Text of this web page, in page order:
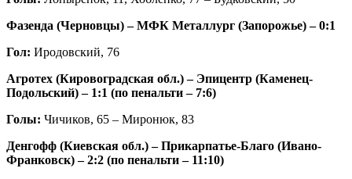
Фазенда (Черновцы) – МФК Металлург (Запорожье) – 0:1
Гол: Иродовский, 76
Агротех (Кировоградская обл.) – Эпицентр (Каменец-
Подольский) – 1:1 (по пенальти – 7:6)
Голы: Чичиков, 65 – Миронюк, 83
Денгофф (Киевская обл.) – Прикарпатье-Благо (Ивано-
Франковск) – 2:2 (по пенальти – 11:10)